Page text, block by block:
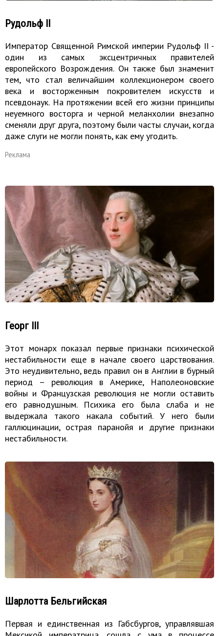
Рудольф II
Император Священной Римской империи Рудольф II -
один из самых эксцентричных правителей
европейского Возрождения. Он также был знаменит
тем, что стал величайшим коллекционером своего
века и восторженным покровителем искусств и
псевдонаук. На протяжении всей его жизни принципы
неуемного восторга и черной меланхолии внезапно
сменяли друг друга, поэтому были часты случаи, когда
даже слуги не могли понять, как ему угодить.
Реклама
Георг III
Этот монарх показал первые признаки психической
нестабильности еще в начале своего царствования.
Это неудивительно, ведь правил он в Англии в бурный
период – революция в Америке, Наполеоновские
войны и Французская революция не могли оставить
его равнодушным. Психика его была слаба и не
выдержала такого накала событий. У него были
галлюцинации, острая паранойя и другие признаки
нестабильности.
Шарлотта Бельгийская
Первая и единственная из Габсбургов, управлявшая